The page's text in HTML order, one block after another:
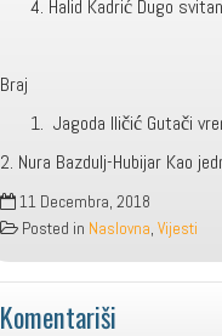
Halid Kadrić Dugo
Braj
Jagoda Iličić
2. Nura Bazdulj-Hubijar Kao
11 Decembra, 2018
Posted in Naslovna, Vijesti
Komentariši